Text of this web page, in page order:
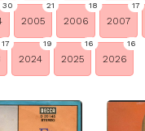
30 21
2005
18
2006
17
2007
17 19
2024
16
2025
16
2026